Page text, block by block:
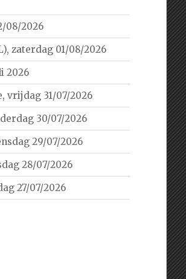
08/2026
zaterdag 01/08/2026
2026
vrijdag 31/07/2026
30/07/2026
29/07/2026
28/07/2026
27/07/2026